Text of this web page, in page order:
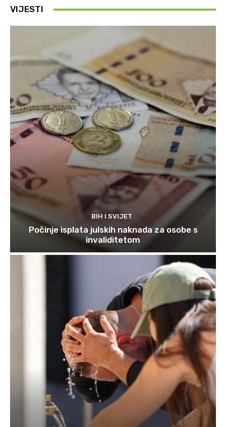
VIJESTI
BIH I SVIJET
Počinje isplata julskih naknada za osobe s
invaliditetom